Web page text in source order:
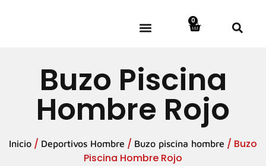
0
Buzo Piscina
Hombre Rojo
Inicio / Deportivos Hombre / Buzo piscina hombre / Buzo
Piscina Hombre Rojo